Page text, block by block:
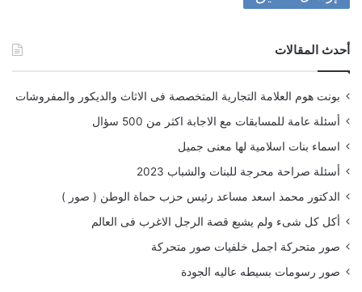
أحدث المقالات
بونت هوم العلامة التجارية المتخصصة فى الاثاث والديكور والمفروشات
أسئلة عامة للمسابقات مع الاجابة اكثر من 500 سؤال
اسماء بنات اسلامية لها معنى جميل
أسئلة صراحة محرجة للبنات والشباب 2023
الدكتور محمد اسعد مساعد رئيس حزب حماة الوطن ( صور )
أكل كل شىء ولم يشبع قصة الرجل الاغرب فى العالم
صور متحركة اجمل خلفيات صور متحركة
صور رسومات بسيطه عاليه الجودة